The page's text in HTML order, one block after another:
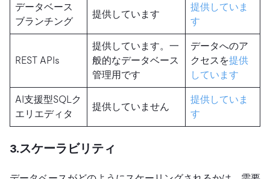
データベース
ブランチング
提供しています
提供していま
す
REST APIs
提供しています。一
般的なデータベース
管理用です
データへのア
クセスを提供
しています
AI支援型SQLク
エリエディタ
提供していません
提供していま
す
3.スケーラビリティ